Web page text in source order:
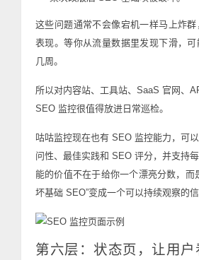
这些问题通常不会像宕机一样马上炸
表现。等你从流量数据里发现下滑，
几周。
所以对内容站、工具站、SaaS 官网、
SEO 监控很值得放进日常巡检。
咕咕监控现在也有 SEO 监控能力，可
问性、最佳实践和 SEO 评分，并支持
能的价值不在于给你一个漂亮分数，而
坏基础 SEO”变成一个可以持续观察的信
第六层：状态页，让用